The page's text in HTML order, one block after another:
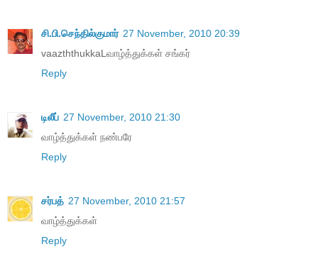
சி.பி.செந்தில்குமார் 27 November, 2010 20:39
vaazththukkaLவாழ்த்துக்கள் சங்கர்
Reply
டிலீப் 27 November, 2010 21:30
வாழ்த்துக்கள் நண்பரே
Reply
சர்பத் 27 November, 2010 21:57
வாழ்த்துக்கள்
Reply